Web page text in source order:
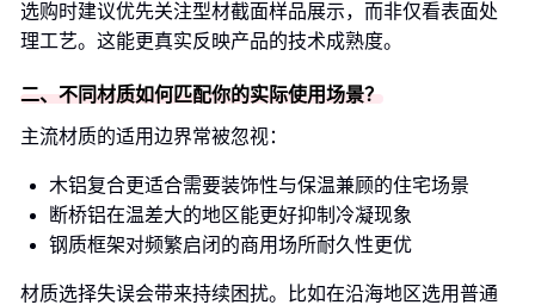
选购时建议优先关注型材截面样品展示，而非仅看表面处
理工艺。这能更真实反映产品的技术成熟度。
二、不同材质如何匹配你的实际使用场景？
主流材质的适用边界常被忽视：
木铝复合更适合需要装饰性与保温兼顾的住宅场景
断桥铝在温差大的地区能更好抑制冷凝现象
钢质框架对频繁启闭的商用场所耐久性更优
材质选择失误会带来持续困扰。比如在沿海地区选用普通